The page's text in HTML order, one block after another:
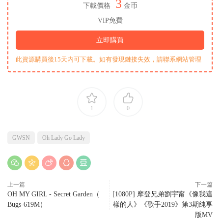
下載價格 3 金币
VIP免費
立即購買
此資源購買後15天内可下載。如有發現鏈接失效，請聯系網站管理
1 0
GWSN Oh Lady Go Lady
上一篇
OH MY GIRL - Secret Garden（
Bugs-619M）
下一篇
[1080P] 摩登兄弟劉宇甯《像我這
樣的人》《歌手2019》第3期純享
版MV